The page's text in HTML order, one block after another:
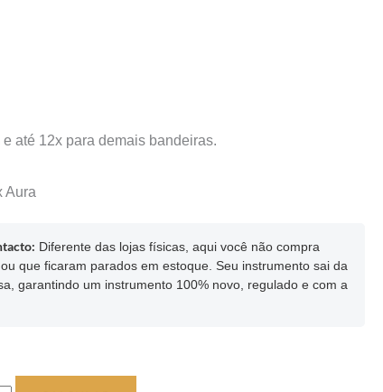
e até 12x para demais bandeiras.
Aura
Diferente das lojas físicas, aqui você não compra
que ficaram parados em estoque. Seu instrumento sai da
garantindo um instrumento 100% novo, regulado e com a